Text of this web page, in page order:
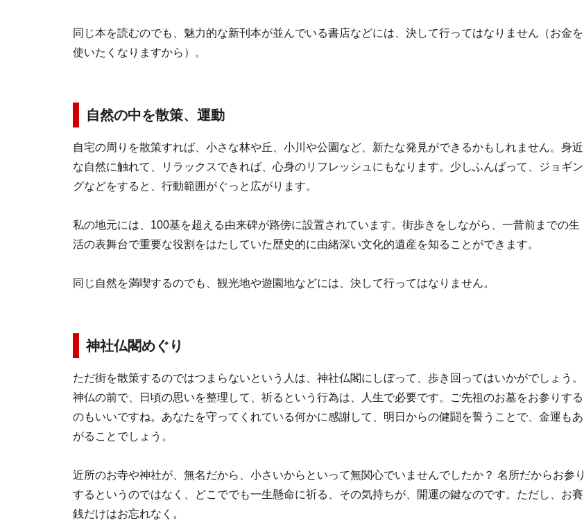
同じ本を読むのでも、魅力的な新刊本が並んでいる書店などには、決して行ってはなりません（お金を
使いたくなりますから）。
自然の中を散策、運動
自宅の周りを散策すれば、小さな林や丘、小川や公園など、新たな発見ができるかもしれません。身近
な自然に触れて、リラックスできれば、心身のリフレッシュにもなります。少しふんばって、ジョギン
グなどをすると、行動範囲がぐっと広がります。
私の地元には、100基を超える由来碑が路傍に設置されています。街歩きをしながら、一昔前までの生
活の表舞台で重要な役割をはたしていた歴史的に由緒深い文化的遺産を知ることができます。
同じ自然を満喫するのでも、観光地や遊園地などには、決して行ってはなりません。
神社仏閣めぐり
ただ街を散策するのではつまらないという人は、神社仏閣にしぼって、歩き回ってはいかがでしょう。
神仏の前で、日頃の思いを整理して、祈るという行為は、人生で必要です。ご先祖のお墓をお参りする
のもいいですね。あなたを守ってくれている何かに感謝して、明日からの健闘を誓うことで、金運もあ
がることでしょう。
近所のお寺や神社が、無名だから、小さいからといって無関心でいませんでしたか？ 名所だからお参り
するというのではなく、どこででも一生懸命に祈る、その気持ちが、開運の鍵なのです。ただし、お賽
銭だけはお忘れなく。